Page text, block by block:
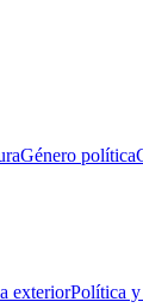
Género política
exteriorPolítica